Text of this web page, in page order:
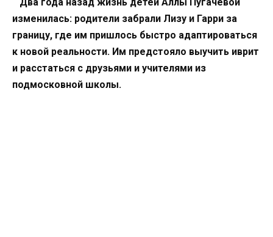
изменилась: родители забрали Лизу и Гарри за
границу, где им пришлось быстро адаптироваться
к новой реальности. Им предстояло выучить иврит
и расстаться с друзьями и учителями из
подмосковной школы.